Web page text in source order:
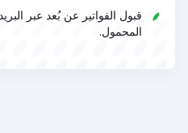
قبول الفواتير عن بُعد عبر
المحمول.